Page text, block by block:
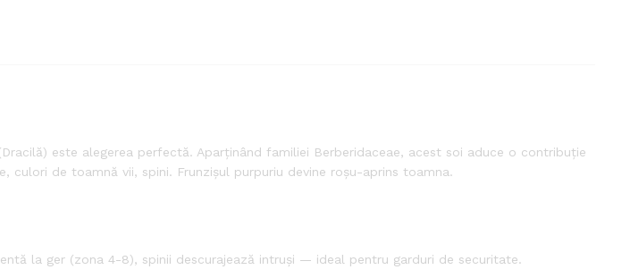
este alegerea perfectă. Aparținând familiei Berberidaceae, acest soi aduce o contribuție
de toamnă vii, spini. Frunzișul purpuriu devine roșu-aprins toamna.
la ger (zona 4-8), spinii descurajează intruși — ideal pentru garduri de securitate.